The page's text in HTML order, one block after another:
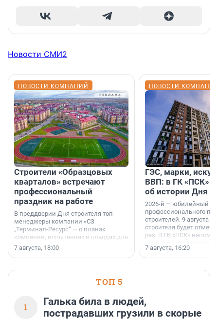
Новости СМИ2
НОВОСТИ КОМПАНИЙ
Строители «Образцовых
кварталов» встречают
профессиональный
праздник на работе
В преддверии Дня строителя топ-
менеджеры компании «СЗ
„Терминал-Ресурс“ — о планах
компании, испытаниях и поводах для
осторожного оптимизма.
7 августа, 18:00
НОВОСТИ
ГЭС, марки,
ВВП: в ГК «ПСК»
об истории Дня
2026-й — юбилейный
профессионального
строителей. 9 августа
строителя будет
раз. В ГК «ПСК»
поменялась роль
7 августа, 16:20
ТОП 5
1
Галька била в людей,
пострадавших грузили в скорые